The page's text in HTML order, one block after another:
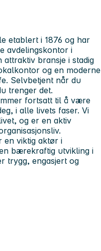
etablert i 1876 og har
avdelingskontor i
attraktiv bransje i stadig
og en moderne
Selvbetjent når du
trenger det.
fortsatt til å være
i alle livets faser. Vi
og er en aktiv
en viktig aktør i
bærekraftig utvikling i
trygg, engasjert og